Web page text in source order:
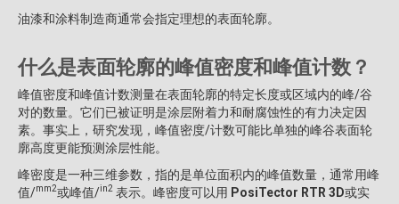
油漆和涂料制造商通常会指定理想的表面轮廓。
什么是表面轮廓的峰值密度和峰值计数？
峰值密度和峰值计数测量在表面轮廓的特定长度或区域内的峰/谷
对的数量。它们已被证明是涂层附着力和耐腐蚀性的有力决定因
素。事实上，研究发现，峰值密度/计数可能比单独的峰谷表面轮
廓高度更能预测涂层性能。
峰密度是一种三维参数，指的是单位面积内的峰值数量，通常用峰
值/mm2或峰值/in2 表示。峰密度可以用 PosiTector RTR 3D或实